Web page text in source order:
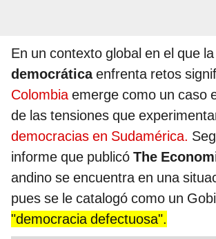
En un contexto global en el que la
democráticaenfrenta retos
Colombiaemerge como un caso
de las tensiones que
democracias en Sudamérica.
informe que publicó The
andino se encuentra en una
pues se le catalogó como un
"democracia defectuosa".